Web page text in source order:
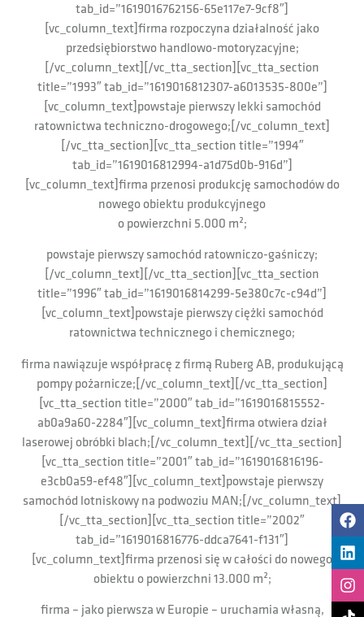
tab_id=”1619016762156-65e117e7-9cf8″]
[vc_column_text]firma rozpoczyna działalność jako
przedsiębiorstwo handlowo-motoryzacyjne;
[/vc_column_text][/vc_tta_section][vc_tta_section
title=”1993″ tab_id=”1619016812307-a6013535-800e”]
[vc_column_text]powstaje pierwszy lekki samochód
ratownictwa techniczno-drogowego;[/vc_column_text]
[/vc_tta_section][vc_tta_section title=”1994″
tab_id=”1619016812994-a1d75d0b-916d”]
[vc_column_text]firma przenosi produkcję samochodów do
nowego obiektu produkcyjnego
o powierzchni 5.000 m²;
powstaje pierwszy samochód ratowniczo-gaśniczy;
[/vc_column_text][/vc_tta_section][vc_tta_section
title=”1996″ tab_id=”1619016814299-5e380c7c-c94d”]
[vc_column_text]powstaje pierwszy ciężki samochód
ratownictwa technicznego i chemicznego;
firma nawiązuje współpracę z firmą Ruberg AB, produkującą
pompy pożarnicze;[/vc_column_text][/vc_tta_section]
[vc_tta_section title=”2000″ tab_id=”1619016815552-
ab0a9a60-2284″][vc_column_text]firma otwiera dział
laserowej obróbki blach;[/vc_column_text][/vc_tta_section]
[vc_tta_section title=”2001″ tab_id=”1619016816196-
e3cb0a59-ef48″][vc_column_text]powstaje pierwszy
samochód lotniskowy na podwoziu MAN;[/vc_column_text]
[/vc_tta_section][vc_tta_section title=”2002″
tab_id=”1619016816776-ddca7641-f131″]
[vc_column_text]firma przenosi się w całości do nowego
obiektu o powierzchni 13.000 m²;
firma – jako pierwsza w Europie – uruchamia własną,